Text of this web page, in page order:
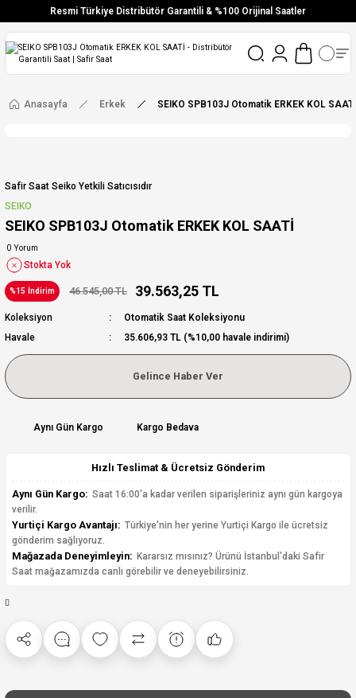
Resmi Türkiye Distribütör Garantili & %100 Orijinal Saatler
Vade Farksız 6 Taksit
Ücretsiz Kargo
Anasayfa Erkek SEIKO SPB103J Otomatik ERKEK KOL SAATİ
Safir Saat Seiko Yetkili Satıcısıdır
SEIKO
SEIKO SPB103J Otomatik ERKEK KOL SAATİ
0 Yorum
Stokta Yok
%15 İndirim 46.545,00 TL 39.563,25 TL
Koleksiyon
Otomatik Saat Koleksiyonu
Havale
35.606,93 TL (%10,00 havale indirimi)
Gelince Haber Ver
Aynı Gün Kargo Kargo Bedava
Hızlı Teslimat & Ücretsiz Gönderim
Aynı Gün Kargo: Saat 16:00'a kadar verilen siparişleriniz aynı gün kargoya
verilir.
Yurtiçi Kargo Avantajı: Türkiye'nin her yerine Yurtiçi Kargo ile ücretsiz
gönderim sağlıyoruz.
Mağazada Deneyimleyin: Kararsız mısınız? Ürünü İstanbul'daki Safir
Saat mağazamızda canlı görebilir ve deneyebilirsiniz.